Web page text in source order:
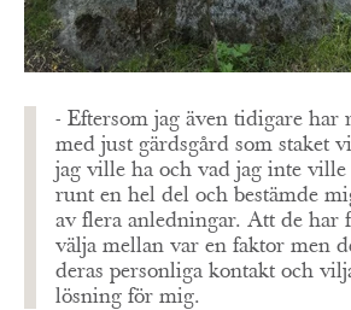
- Eftersom jag även tidigare har
med just gärdsgård som staket
jag ville ha och vad jag inte
runt en hel del och bestämde
av flera anledningar. Att de har
välja mellan var en faktor men
deras personliga kontakt och
lösning för mig.